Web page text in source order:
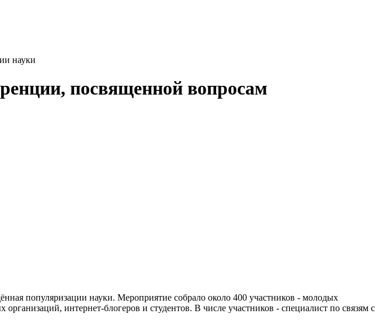
науки
посвященной вопросам
популяризации науки. Мероприятие собрало около 400 участников - молодых
интернет-блогеров и студентов. В числе участников - специалист по связям с